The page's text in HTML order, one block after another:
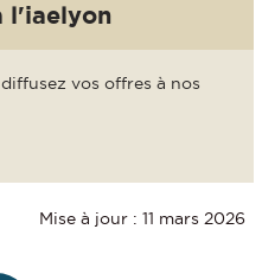
l'iaelyon
diffusez vos offres à nos
Mise à jour : 11 mars 2026